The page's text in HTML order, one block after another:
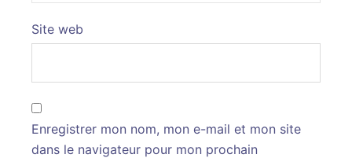
Site web
Enregistrer mon nom, mon e-mail et mon site
dans le navigateur pour mon prochain